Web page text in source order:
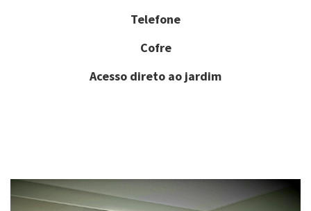
Telefone
Cofre
Acesso direto ao jardim